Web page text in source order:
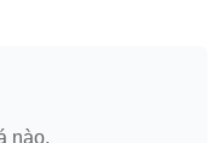
nào.